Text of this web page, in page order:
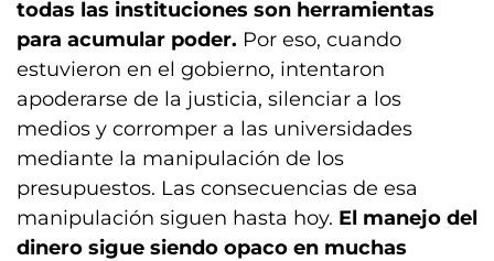
todas las instituciones son herramientas
para acumular poder. Por eso, cuando
estuvieron en el gobierno, intentaron
apoderarse de la justicia, silenciar a los
medios y corromper a las universidades
mediante la manipulación de los
presupuestos. Las consecuencias de esa
manipulación siguen hasta hoy. El manejo del
dinero sigue siendo opaco en muchas